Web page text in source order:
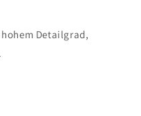
Detailgrad,